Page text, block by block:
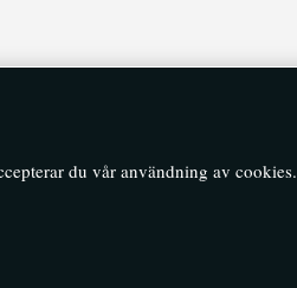
du vår användning av cookies.